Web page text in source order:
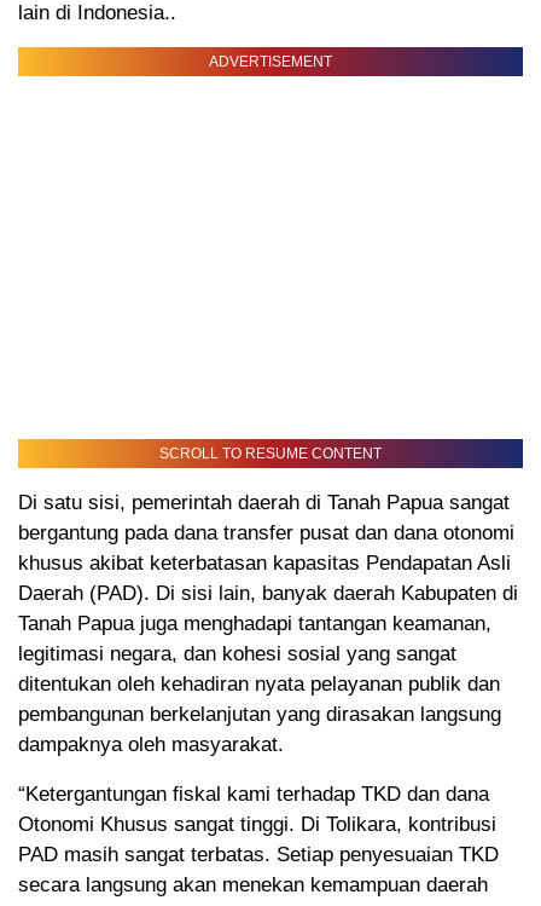
lain di Indonesia..
ADVERTISEMENT
SCROLL TO RESUME CONTENT
Di satu sisi, pemerintah daerah di Tanah Papua sangat
bergantung pada dana transfer pusat dan dana otonomi
khusus akibat keterbatasan kapasitas Pendapatan Asli
Daerah (PAD). Di sisi lain, banyak daerah Kabupaten di
Tanah Papua juga menghadapi tantangan keamanan,
legitimasi negara, dan kohesi sosial yang sangat
ditentukan oleh kehadiran nyata pelayanan publik dan
pembangunan berkelanjutan yang dirasakan langsung
dampaknya oleh masyarakat.
“Ketergantungan fiskal kami terhadap TKD dan dana
Otonomi Khusus sangat tinggi. Di Tolikara, kontribusi
PAD masih sangat terbatas. Setiap penyesuaian TKD
secara langsung akan menekan kemampuan daerah